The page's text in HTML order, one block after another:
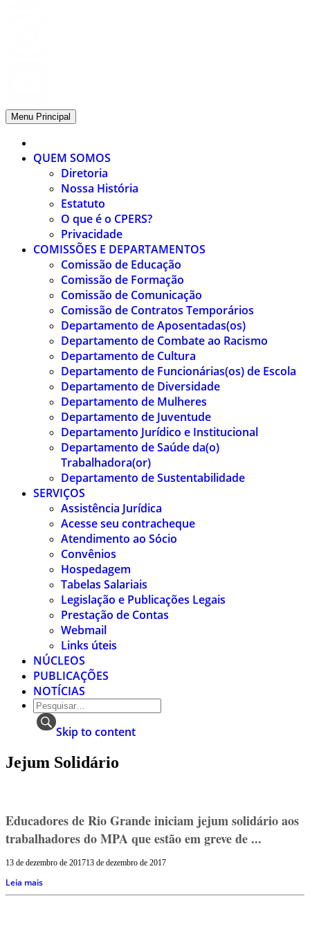
Menu Principal
QUEM SOMOS
Diretoria
Nossa História
Estatuto
O que é o CPERS?
Privacidade
COMISSÕES E DEPARTAMENTOS
Comissão de Educação
Comissão de Formação
Comissão de Comunicação
Comissão de Contratos Temporários
Departamento de Aposentadas(os)
Departamento de Combate ao Racismo
Departamento de Cultura
Departamento de Funcionárias(os) de Escola
Departamento de Diversidade
Departamento de Mulheres
Departamento de Juventude
Departamento Jurídico e Institucional
Departamento de Saúde da(o)
Trabalhadora(or)
Departamento de Sustentabilidade
SERVIÇOS
Assistência Jurídica
Acesse seu contracheque
Atendimento ao Sócio
Convênios
Hospedagem
Tabelas Salariais
Legislação e Publicações Legais
Prestação de Contas
Webmail
Links úteis
NÚCLEOS
PUBLICAÇÕES
NOTÍCIAS
Skip to content
Jejum Solidário
Educadores de Rio Grande iniciam jejum solidário aos
trabalhadores do MPA que estão em greve de ...
13 de dezembro de 201713 de dezembro de 2017
Leia mais